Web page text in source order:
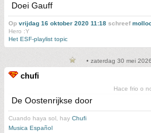
Doei Gauff
Op vrijdag 16 oktober 2020 11:18 schreef
Hero :Y
Het ESF-playlist topic
• zaterdag 30 mei
chufi
Hace frio o
De Oostenrijkse door
Cuando haya sol, hay Chufi
Musica Español